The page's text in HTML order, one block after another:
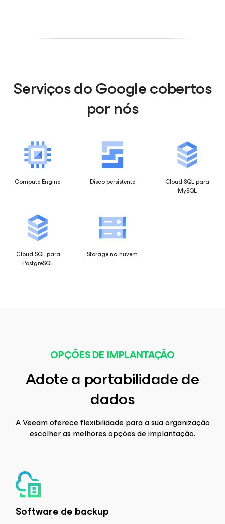
Serviços do Google cobertos
por nós
Compute Engine Disco persistente
Cloud SQL para
MySQL
Cloud SQL para
PostgreSQL
Storage na nuvem
OPÇÕES DE IMPLANTAÇÃO
Adote a portabilidade de
dados
A Veeam oferece flexibilidade para a sua organização
escolher as melhores opções de implantação.
Software de backup